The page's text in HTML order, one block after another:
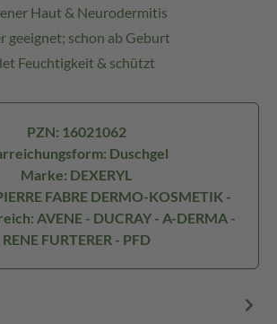
Haut & Neurodermitis
geeignet; schon ab Geburt
Feuchtigkeit & schützt
PZN: 16021062
Duschgel
Marke: DEXERYL
FABRE DERMO-KOSMETIK -
AVENE - DUCRAY - A-DERMA -
RENE FURTERER - PFD